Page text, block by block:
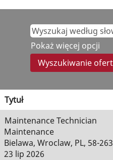
Pokaż więcej opcji
Tytuł
Maintenance Technician
Maintenance
Bielawa, Wroclaw, PL, 58-263
23 lip 2026